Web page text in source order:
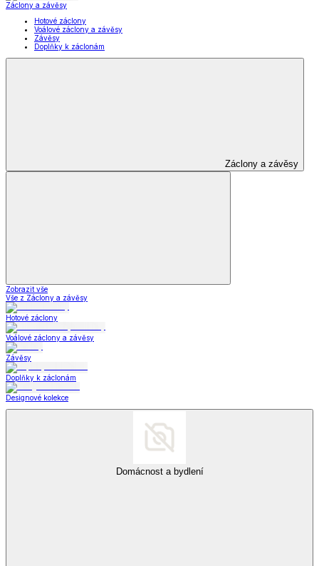
Záclony a závěsy
Hotové záclony
Voálové záclony a závěsy
Závěsy
Doplňky k záclonám
Záclony a závěsy
Zobrazit vše
Vše z Záclony a závěsy
Hotové záclony
Voálové záclony a závěsy
Závěsy
Doplňky k záclonám
Designové kolekce
Domácnost a bydlení